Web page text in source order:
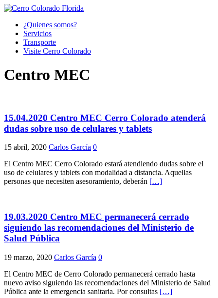
¿Quienes somos?
Servicios
Transporte
Visite Cerro Colorado
Centro MEC
15.04.2020 Centro MEC Cerro Colorado atenderá
dudas sobre uso de celulares y tablets
15 abril, 2020 Carlos García 0
El Centro MEC Cerro Colorado estará atendiendo dudas sobre el
uso de celulares y tablets con modalidad a distancia. Aquellas
personas que necesiten asesoramiento, deberán […]
19.03.2020 Centro MEC permanecerá cerrado
siguiendo las recomendaciones del Ministerio de
Salud Pública
19 marzo, 2020 Carlos García 0
El Centro MEC de Cerro Colorado permanecerá cerrado hasta
nuevo aviso siguiendo las recomendaciones del Ministerio de Salud
Pública ante la emergencia sanitaria. Por consultas […]